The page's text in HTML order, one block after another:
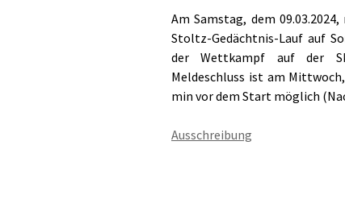
Am Samstag, dem
Stoltz-Gedächtnis-Lauf auf
der Wettkampf auf der
Meldeschluss ist am
min vor dem Start möglich
Ausschreibung